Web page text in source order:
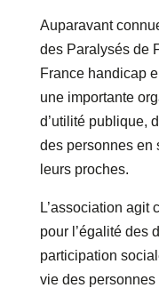
Auparavant
des Paralysés de
France handicap
une importante
d’utilité publique,
des personnes en
leurs proches.
L’association agit
pour l’égalité des
participation
vie des